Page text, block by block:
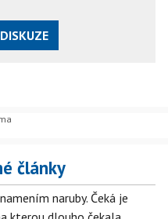
články
naruby. Čeká je